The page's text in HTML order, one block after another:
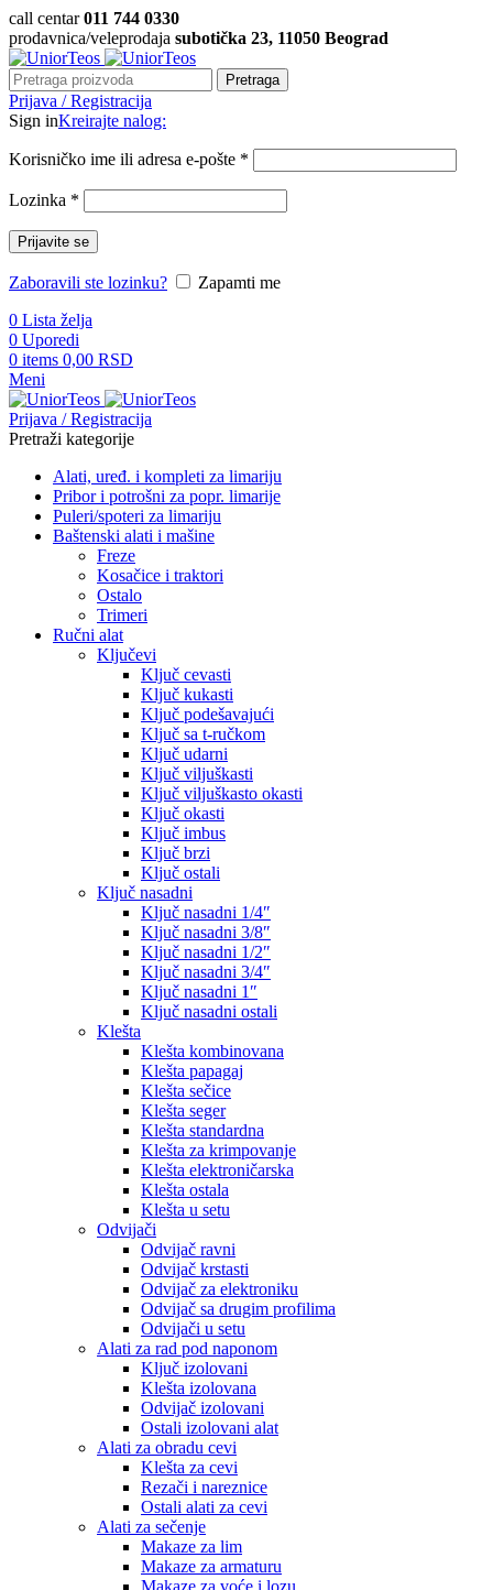
call centar011 744 0330
prodavnica/veleprodaja subotička 23, 11050 Beograd
Pretraga
Prijava / Registracija
Sign inKreirajte nalog:
Korisničko ime ili adresa e-pošte *
Lozinka *
Prijavite se
Zaboravili ste lozinku?
Zapamti me
0 Lista želja
0 Uporedi
0 items 0,00 RSD
Meni
Prijava / Registracija
Pretraži kategorije
Alati, uređ. i kompleti za limariju
Pribor i potrošni za popr. limarije
Puleri/spoteri za limariju
Baštenski alati i mašine
Freze
Kosačice i traktori
Ostalo
Trimeri
Ručni alat
Ključevi
Ključ cevasti
Ključ kukasti
Ključ podešavajući
Ključ sa t-ručkom
Ključ udarni
Ključ viljuškasti
Ključ viljuškasto okasti
Ključ okasti
Ključ imbus
Ključ brzi
Ključ ostali
Ključ nasadni
Ključ nasadni 1/4″
Ključ nasadni 3/8″
Ključ nasadni 1/2″
Ključ nasadni 3/4″
Ključ nasadni 1″
Ključ nasadni ostali
Klešta
Klešta kombinovana
Klešta papagaj
Klešta sečice
Klešta seger
Klešta standardna
Klešta za krimpovanje
Klešta elektroničarska
Klešta ostala
Klešta u setu
Odvijači
Odvijač ravni
Odvijač krstasti
Odvijač za elektroniku
Odvijač sa drugim profilima
Odvijači u setu
Alati za rad pod naponom
Ključ izolovani
Klešta izolovana
Odvijač izolovani
Ostali izolovani alat
Alati za obradu cevi
Klešta za cevi
Rezači i nareznice
Ostali alati za cevi
Alati za sečenje
Makaze za lim
Makaze za armaturu
Makaze za voće i lozu